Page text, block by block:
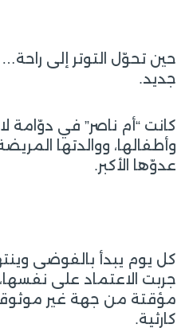
حين تحوّل التوتر إلى
جديد.
كانت “أم ناصر” في دوّامة
وأطفالها، ووالدتها
عدوّها الأكبر.
كل يوم يبدأ بالفوضى
جربت الاعتماد على
مؤقتة من جهة غير
كارثية.